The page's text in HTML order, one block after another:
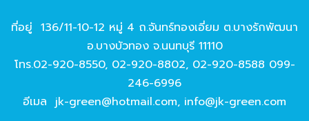
ที่อยู่ 136/11-10-12 หมู่ 4 ถ.จันทร์ทองเอี่ยม ต.บางรักพัฒนา
อ.บางบัวทอง จ.นนทบุรี 11110
โทร.02-920-8550, 02-920-8802, 02-920-8588 099-
246-6996
อีเมล jk-green@hotmail.com, info@jk-green.com